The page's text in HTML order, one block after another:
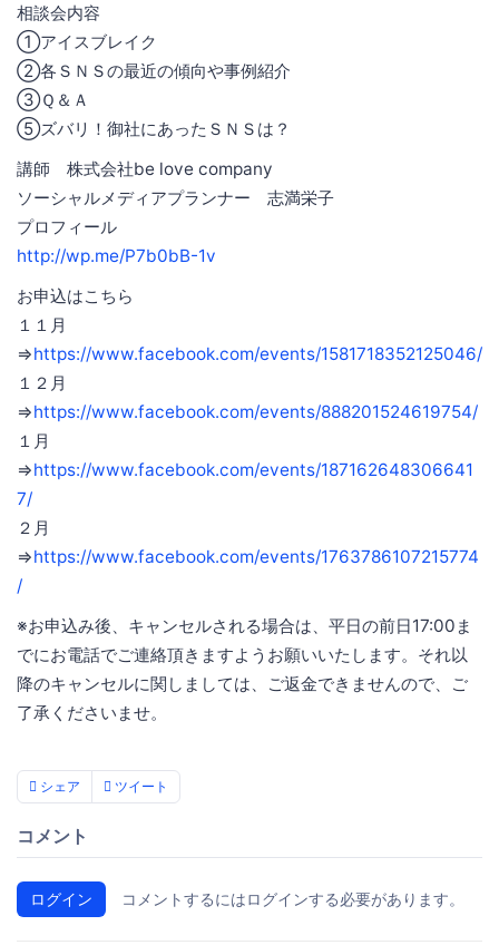
相談会内容
①アイスブレイク
②各ＳＮＳの最近の傾向や事例紹介
③Ｑ＆Ａ
⑤ズバリ！御社にあったＳＮＳは？
講師 株式会社be love company
ソーシャルメディアプランナー 志満栄子
プロフィール
http://wp.me/P7b0bB-1v
お申込はこちら
１１月
⇒https://www.facebook.com/events/1581718352125046/
１２月
⇒https://www.facebook.com/events/888201524619754/
１月
⇒https://www.facebook.com/events/187162648306641
7/
２月
⇒https://www.facebook.com/events/1763786107215774
/
※お申込み後、キャンセルされる場合は、平日の前日17:00ま
でにお電話でご連絡頂きますようお願いいたします。それ以
降のキャンセルに関しましては、ご返金できませんので、ご
了承くださいませ。
シェア ツイート
コメント
ログイン コメントするにはログインする必要があります。